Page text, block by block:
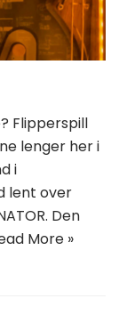
Flipperspill
lenger her i
i
lent over
Den
More »